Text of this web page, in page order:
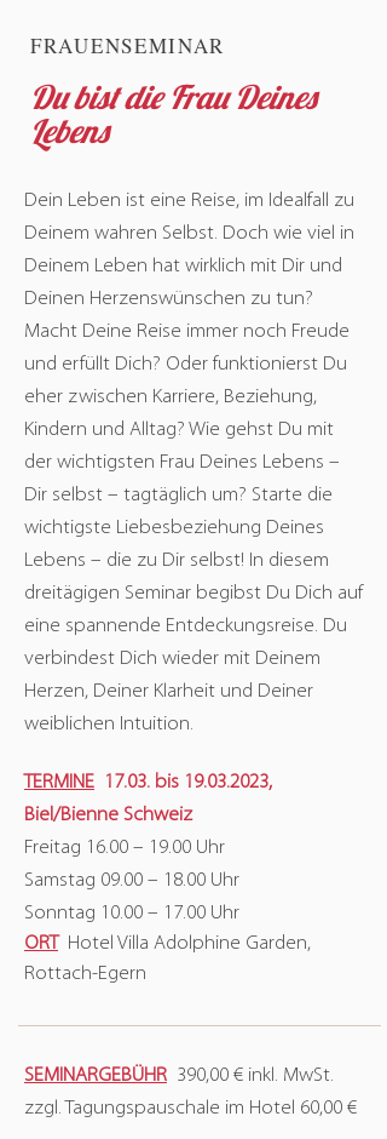
FRAUENSEMINAR
Du bist die Frau Deines
Lebens
Dein Leben ist eine Reise, im Idealfall zu
Deinem wahren Selbst. Doch wie viel in
Deinem Leben hat wirklich mit Dir und
Deinen Herzenswünschen zu tun?
Macht Deine Reise immer noch Freude
und erfüllt Dich? Oder funktionierst Du
eher zwischen Karriere, Beziehung,
Kindern und Alltag? Wie gehst Du mit
der wichtigsten Frau Deines Lebens –
Dir selbst – tagtäglich um? Starte die
wichtigste Liebesbeziehung Deines
Lebens – die zu Dir selbst! In diesem
dreitägigen Seminar begibst Du Dich auf
eine spannende Entdeckungsreise. Du
verbindest Dich wieder mit Deinem
Herzen, Deiner Klarheit und Deiner
weiblichen Intuition.
TERMINE 17.03. bis 19.03.2023,
Biel/Bienne Schweiz
Freitag 16.00 – 19.00 Uhr
Samstag 09.00 – 18.00 Uhr
Sonntag 10.00 – 17.00 Uhr
ORT Hotel Villa Adolphine Garden,
Rottach-Egern
SEMINARGEBÜHR 390,00 € inkl. MwSt.
zzgl. Tagungspauschale im Hotel 60,00 €